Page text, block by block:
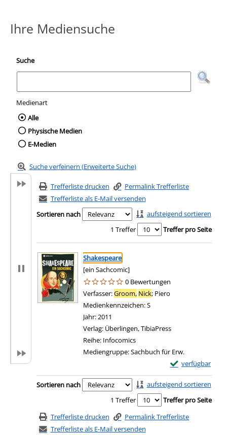
Ihre Mediensuche
Suche
Medienart
Wählen Sie die Medienart nach der Sie
Alle
Physische Medien
E-Medien
Suche verfeinern (Erweiterte Suche)
Trefferliste drucken
Permalink Trefferliste
Trefferliste als E-Mail versenden
Sortieren nach
aufsteigend sortieren
1 Treffer
Treffer pro Seite
Suchergebnis
Zu den Suchfiltern springen
Shakespeare
[ein Sachcomic]
0 Bewertungen
Verfasser:Groom, Nick; Piero
Medienkennzeichen:S
Jahr:2011
Verlag: Überlingen, TibiaPress
Reihe: Infocomics
Mediengruppe:Sachbuch für Erw.
verfügbar
Exemplar-Details
Zu den Suchfiltern springen
Sortieren nach
aufsteigend sortieren
1 Treffer
Treffer pro Seite
Trefferliste drucken
Permalink Trefferliste
Trefferliste als E-Mail versenden